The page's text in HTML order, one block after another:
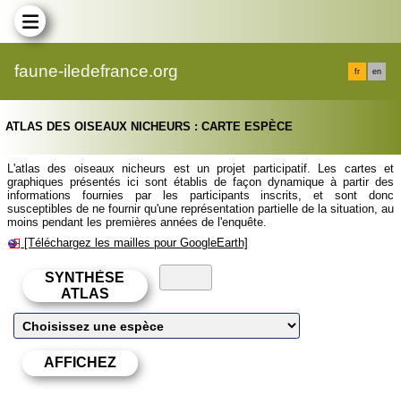
faune-iledefrance.org fr en
ATLAS DES OISEAUX NICHEURS : CARTE ESPÈCE
L'atlas des oiseaux nicheurs est un projet participatif. Les cartes et
graphiques présentés ici sont établis de façon dynamique à partir des
informations fournies par les participants inscrits, et sont donc
susceptibles de ne fournir qu'une représentation partielle de la situation, au
moins pendant les premières années de l'enquête.
[Téléchargez les mailles pour GoogleEarth]